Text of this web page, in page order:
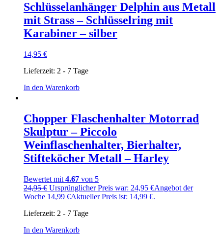
Schlüsselanhänger Delphin aus Metall
mit Strass – Schlüsselring mit
Karabiner – silber
14,95 €
Lieferzeit: 2 - 7 Tage
In den Warenkorb
Chopper Flaschenhalter Motorrad
Skulptur – Piccolo
Weinflaschenhalter, Bierhalter,
Stifteköcher Metall – Harley
Bewertet mit 4.67 von 5
24,95€ Ursprünglicher Preis war: 24,95 €Angebot der
Woche 14,99 €Aktueller Preis ist: 14,99 €.
Lieferzeit: 2 - 7 Tage
In den Warenkorb